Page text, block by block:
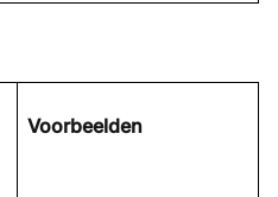
Voorbeelden